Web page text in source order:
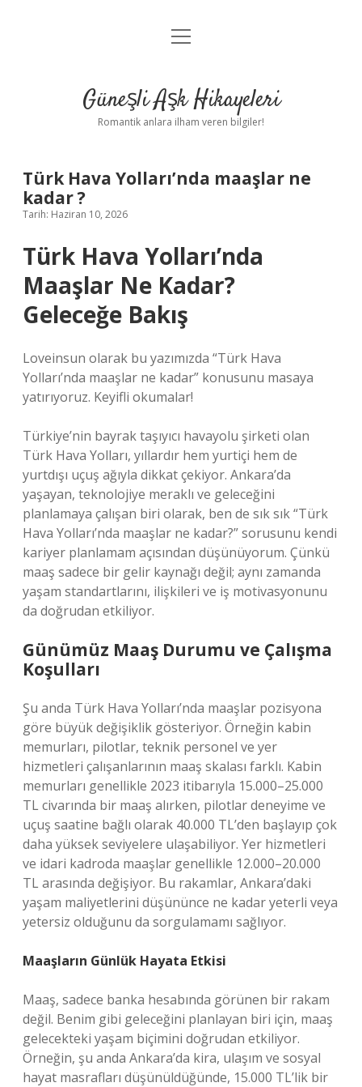
Anasayfa
Yasal Uyarı
menüyü
Güneşli Aşk Hikayeleri
Romantik anlara ilham veren bilgiler!
Türk Hava Yolları’nda maaşlar ne
kadar ?
Tarih: Haziran 10, 2026
Türk Hava Yolları’nda
Maaşlar Ne Kadar?
Geleceğe Bakış
Loveinsun olarak bu yazımızda “Türk Hava
Yolları’nda maaşlar ne kadar” konusunu masaya
yatırıyoruz. Keyifli okumalar!
Türkiye’nin bayrak taşıyıcı havayolu şirketi olan
Türk Hava Yolları, yıllardır hem yurtiçi hem de
yurtdışı uçuş ağıyla dikkat çekiyor. Ankara’da
yaşayan, teknolojiye meraklı ve geleceğini
planlamaya çalışan biri olarak, ben de sık sık “Türk
Hava Yolları’nda maaşlar ne kadar?” sorusunu kendi
kariyer planlamam açısından düşünüyorum. Çünkü
maaş sadece bir gelir kaynağı değil; aynı zamanda
yaşam standartlarını, ilişkileri ve iş motivasyonunu
da doğrudan etkiliyor.
Günümüz Maaş Durumu ve Çalışma
Koşulları
Şu anda Türk Hava Yolları’nda maaşlar pozisyona
göre büyük değişiklik gösteriyor. Örneğin kabin
memurları, pilotlar, teknik personel ve yer
hizmetleri çalışanlarının maaş skalası farklı. Kabin
memurları genellikle 2023 itibarıyla 15.000–25.000
TL civarında bir maaş alırken, pilotlar deneyime ve
uçuş saatine bağlı olarak 40.000 TL’den başlayıp çok
daha yüksek seviyelere ulaşabiliyor. Yer hizmetleri
ve idari kadroda maaşlar genellikle 12.000–20.000
TL arasında değişiyor. Bu rakamlar, Ankara’daki
yaşam maliyetlerini düşününce ne kadar yeterli veya
yetersiz olduğunu da sorgulamamı sağlıyor.
Maaşların Günlük Hayata Etkisi
Maaş, sadece banka hesabında görünen bir rakam
değil. Benim gibi geleceğini planlayan biri için, maaş
gelecekteki yaşam biçimini doğrudan etkiliyor.
Örneğin, şu anda Ankara’da kira, ulaşım ve sosyal
hayat masrafları düşünüldüğünde, 15.000 TL’lik bir